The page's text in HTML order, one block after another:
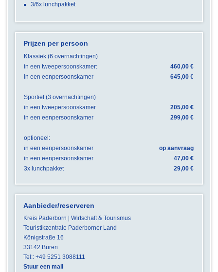
3/6x lunchpakket
Prijzen per persoon
Klassiek (6 overnachtingen)
in een tweepersoonskamer:
460,00 €
in een eenpersoonskamer
645,00 €
Sportief (3 overnachtingen)
in een tweepersoonskamer
205,00 €
in een eenpersoonskamer
299,00 €
optioneel:
in een eenpersoonskamer
op aanvraag
in een eenpersoonskamer
47,00 €
3x lunchpakket
29,00 €
Aanbieder/reserveren
Kreis Paderborn | Wirtschaft & Tourismus
Touristikzentrale Paderborner Land
Königstraße 16
33142 Büren
Tel:: +49 5251 3088111
Stuur een mail